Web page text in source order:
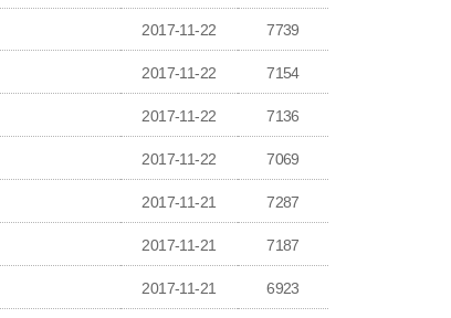
2017-11-22 7739
2017-11-22 7154
2017-11-22 7136
2017-11-22 7069
2017-11-21 7287
2017-11-21 7187
2017-11-21 6923